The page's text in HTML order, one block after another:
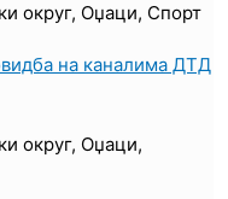
округ, Оџаци, Спорт
на каналима ДТД
округ, Оџаци,